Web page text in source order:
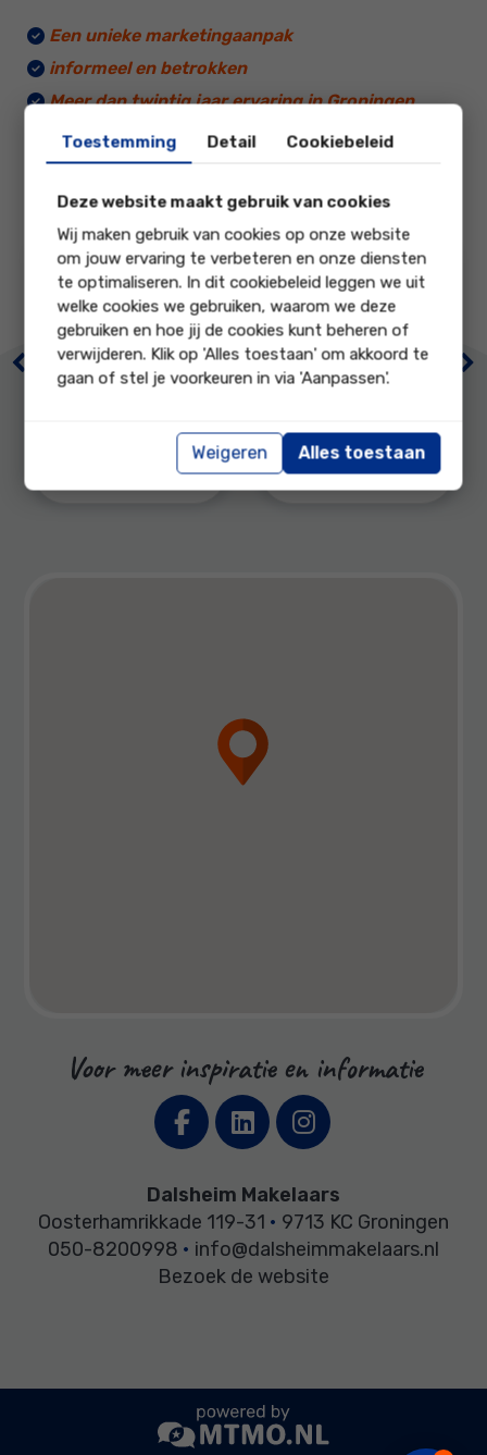
Een unieke marketingaanpak
informeel en betrokken
Meer dan twintig jaar ervaring in Groningen
Altijd het beste resultaat voor jou
9.8
onze score op
Lokale
9.7
onze score op
Prijs / kwaliteit
Previous
Voor meer inspiratie en informatie
Dalsheim Makelaars
Oosterhamrikkade 119-31 • 9713 KC Groningen
050-8200998 • info@dalsheimmakelaars.nl
Bezoek de website
Toestemming Detail Cookiebeleid
Deze website maakt gebruik van cookies
Wij maken gebruik van cookies op onze website
om jouw ervaring te verbeteren en onze diensten
te optimaliseren. In dit cookiebeleid leggen we uit
welke cookies we gebruiken, waarom we deze
gebruiken en hoe jij de cookies kunt beheren of
verwijderen. Klik op 'Alles toestaan' om akkoord te
gaan of stel je voorkeuren in via 'Aanpassen'.
Weigeren Alles toestaan